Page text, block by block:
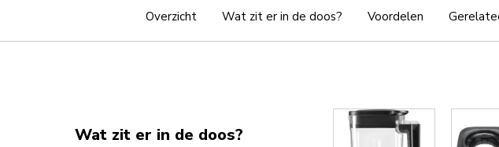
Overzicht Wat zit er in de doos? Voordelen
Wat zit er in de doos?